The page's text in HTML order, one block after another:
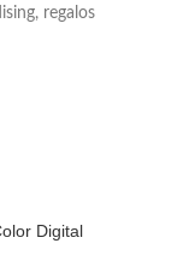
regalos
Digital